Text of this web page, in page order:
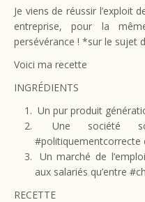
Je viens de réussir l’exploit
entreprise, pour la
persévérance ! *sur le sujet
Voici ma recette
INGRÉDIENTS
Un pur produit
Une société
#politiquementcorrecte
Un marché de
aux salariés qu’entre
RECETTE